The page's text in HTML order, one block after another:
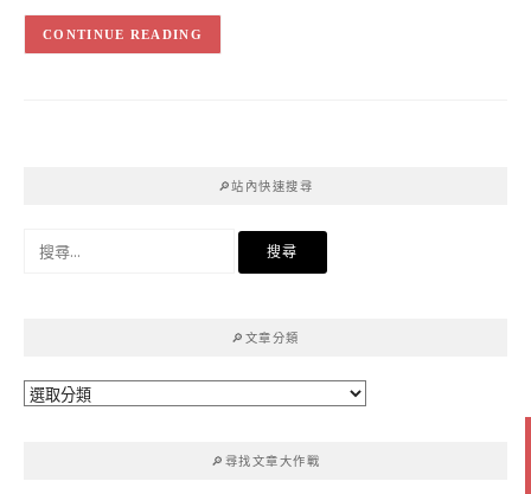
CONTINUE READING
🔎站內快速搜尋
🔎文章分類
🔎
🔎尋找文章大作戰